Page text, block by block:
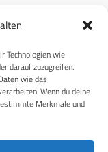
Technologien wie
darauf zuzugreifen.
wie das
Wenn du deine
Merkmale und